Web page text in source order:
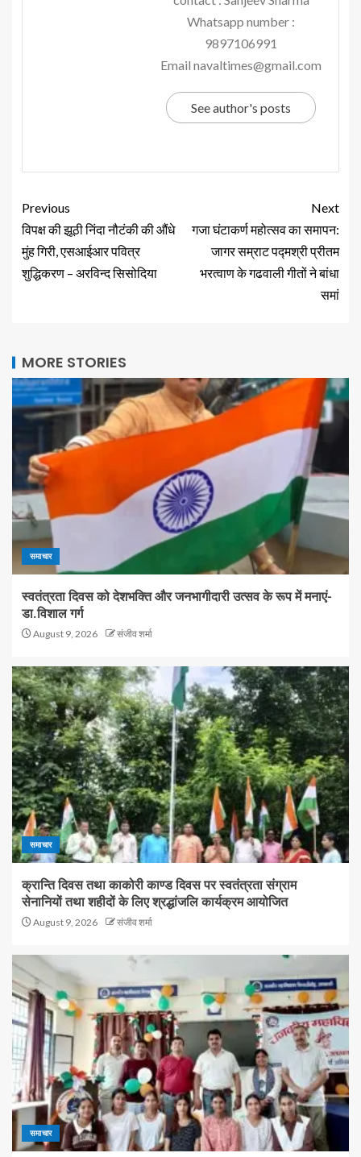
Whatsapp number :
9897106991
Email navaltimes@gmail.com
See author's posts
Previous
विपक्ष की झूठी निंदा नौटंकी की औंधे
मुंह गिरी, एसआईआर पवित्र
शुद्धिकरण – अरविन्द सिसोदिया
Next
गजा घंटाकर्ण महोत्सव का समापन:
जागर सम्राट पद्मश्री प्रीतम
भरत्वाण के गढवाली गीतों ने बांधा
समां
MORE STORIES
समाचार
स्वतंत्रता दिवस को देशभक्ति और जनभागीदारी उत्सव के रूप में मनाएं-
डा.विशाल गर्ग
August 9, 2026 संजीव शर्मा
समाचार
क्रान्ति दिवस तथा काकोरी काण्ड दिवस पर स्वतंत्रता संग्राम
सेनानियों तथा शहीदों के लिए श्रद्धांजलि कार्यक्रम आयोजित
August 9, 2026 संजीव शर्मा
समाचार